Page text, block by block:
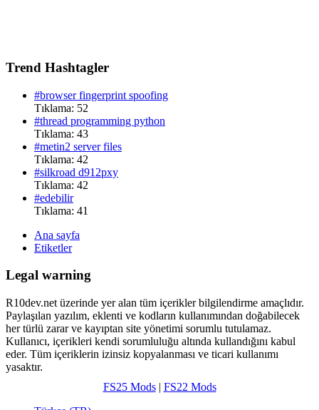
Trend Hashtagler
#browser fingerprint spoofing
Tıklama: 52
#thread programming python
Tıklama: 43
#metin2 server files
Tıklama: 42
#silkroad d912pxy
Tıklama: 42
#edebilir
Tıklama: 41
Ana sayfa
Etiketler
Legal warning
R10dev.net üzerinde yer alan tüm içerikler bilgilendirme amaçlıdır.
Paylaşılan yazılım, eklenti ve kodların kullanımından doğabilecek
her türlü zarar ve kayıptan site yönetimi sorumlu tutulamaz.
Kullanıcı, içerikleri kendi sorumluluğu altında kullandığını kabul
eder. Tüm içeriklerin izinsiz kopyalanması ve ticari kullanımı
yasaktır.
FS25 Mods| FS22 Mods